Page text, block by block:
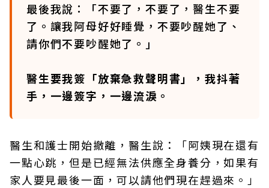
最後我說：「不要了，不要了，醫生不要
了。讓我阿母好好睡覺，不要吵醒她了、
請你們不要吵醒她了。」
醫生要我簽「放棄急救聲明書」，我抖著
手，一邊簽字，一邊流淚。
醫生和護士開始撤離，醫生說：「阿姨現在還有
一點心跳，但是已經無法供應全身養分，如果有
家人要見最後一面，可以請他們現在趕過來。」